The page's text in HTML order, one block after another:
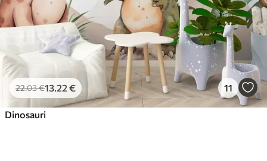
22.03€13 .22 € 11
Dinosauri